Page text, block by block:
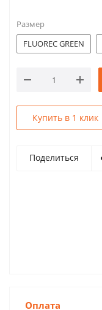
Размер
FLUOREC GREEN
Купить в 1 клик
Поделиться
Оплата